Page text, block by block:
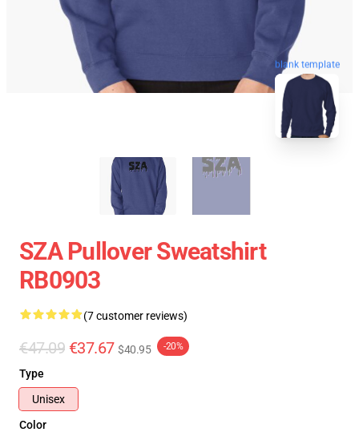
blank template
SZA Pullover Sweatshirt
RB0903
(7 customer reviews)
€47.09 €37.67 $40.95 -20%
Type
Unisex
Color